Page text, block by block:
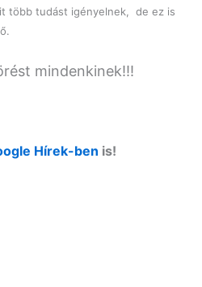
több tudást igényelnek, de ez is
mindenkinek!!!
Hírek-ben is!